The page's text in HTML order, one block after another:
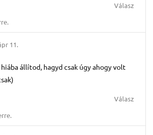
Válasz
11.
állítod, hagyd csak úgy ahogy volt
Válasz